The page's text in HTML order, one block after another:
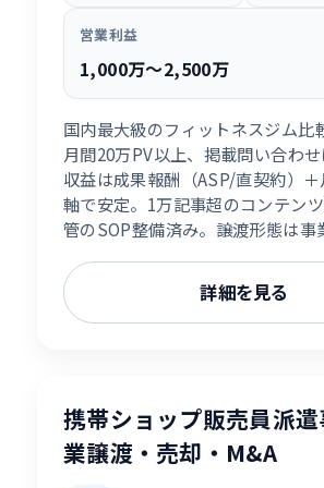
営業利益
1,000万〜2,500万
国内最大級のフィットネスジム比
月間20万PV以上、掲載問い合わせ
収益は成果報酬（ASP/直契約）
軸で安定。1万記事超のコンテン
管のSOP整備済み。譲渡形態は事
詳細を見る
携帯ショップ販売員派
業譲渡・売却・M&A